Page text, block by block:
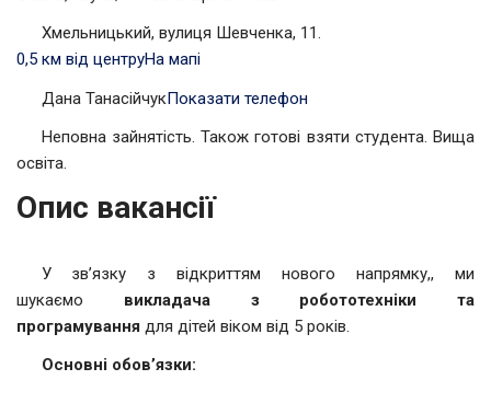
Хмельницький, вулиця Шевченка, 11.
0,5 км від центруНа мапі
Дана ТанасійчукПоказати телефон
Неповна зайнятість. Також готові взяти студента. Вища
освіта.
Опис вакансії
У зв’язку з відкриттям нового напрямку,, ми
шукаємо викладача з робототехніки та
програмування для дітей віком від 5 років.
Основні обов’язки: